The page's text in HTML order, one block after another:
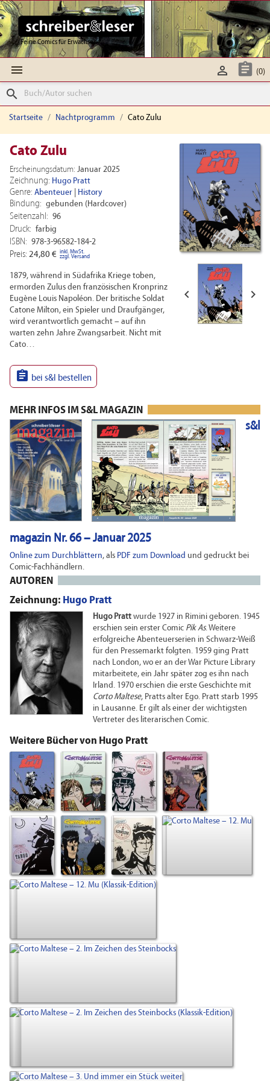
Feine Comics für Erwachsene
  (0)

search
Startseite Nachtprogramm Cato Zulu
 
Cato Zulu
Erscheinungsdatum: Januar 2025
Zeichnung: Hugo Pratt
Genre: Abenteuer History
Bindung: gebunden (Hardcover)
Seitenzahl: 96
Druck: farbig
ISBN: 978-3-96582-184-2
Preis: 24,80 € inkl. MwSt.
zzgl. Versand
1879, während in Südafrika Kriege toben,
ermorden Zulus den französischen Kronprinz
Eugène Louis Napoléon. Der britische Soldat
Catone Milton, ein Spieler und Draufgänger,
wird verant­wortlich gemacht – auf ihn
warten zehn Jahre Zwangsarbeit. Nicht mit
Cato…
 bei s&l bestellen
MEHR INFOS IM S&L MAGAZIN
s&l
magazin Nr. 66 – Januar 2025
Online zum Durchblättern, als PDF zum Download und gedruckt bei
Comic-Fachhändlern.
AUTOREN
Zeichnung: Hugo Pratt
Hugo Pratt wurde 1927 in Rimini geboren. 1945
erschien sein erster Comic Pik As. Weitere
erfolgreiche Abenteuerserien in Schwarz-Weiß
für den Pressemarkt folgten. 1959 ging Pratt
nach London, wo er an der War Picture Library
mitarbeitete, ein Jahr später zog es ihn nach
Irland. 1970 erschien die erste Geschichte mit
Corto Maltese, Pratts alter Ego. Pratt starb 1995
in Lausanne. Er gilt als einer der wichtigsten
Vertreter des literarischen Comic.
Weitere Bücher von Hugo Pratt